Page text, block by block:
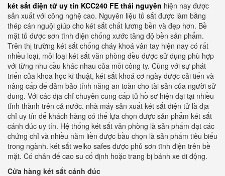
két sắt điện tử uy tín KCC240 FE thái nguyên hiện nay được
sản xuất với công nghệ cao. Nguyên liệu tủ sắt được làm bằng
thép cán nguội giúp cho két sắt chất lương bền và đẹp hơn. Bề
mặt tủ được sơn tĩnh điện chống xước tăng độ bền sản phẩm.
Trên thị trường két sắt chống cháy khoá vân tay hiện nay có rất
nhiều loại, mỗi loại két sắt văn phòng đều được sử dụng phù hợp
với từng nhu cầu khác nhau của mỗi công ty. Cùng với sự phát
triển của khoa học kĩ thuật, két sắt khoá cơ ngày được cải tiến và
nâng cấp để đảm bảo tính năng an toàn cho tài sản của người sử
dung. Với các địa chỉ chuyên cung cấp tủ hồ sơ hiện đại tại nhiều
tỉnh thành trên cả nước. nhà máy sản xuất két sắt điện tử là địa
chỉ uy tín để khách hàng có thể lựa chọn được sản phẩm két sắt
cánh đúc uy tín. Hệ thống két sắt văn phòng là sản phẩm đạt các
chứng chỉ và nhiều năm liền được bầu chọn là sản phẩm tiêu biểu
trong ngành. két sắt welko safes được phủ sơn tĩnh điện trên bề
mặt. Có chân đế cao su cố định hoặc trang bị bánh xe di động.
Cửa hàng két sắt cánh đúc